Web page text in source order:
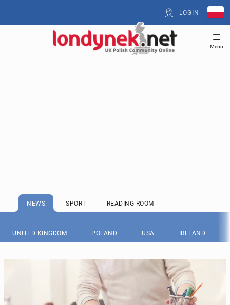
LOGIN
Menu
NEWS SPORT READING ROOM
UNITED KINGDOM POLAND USA IRELAND